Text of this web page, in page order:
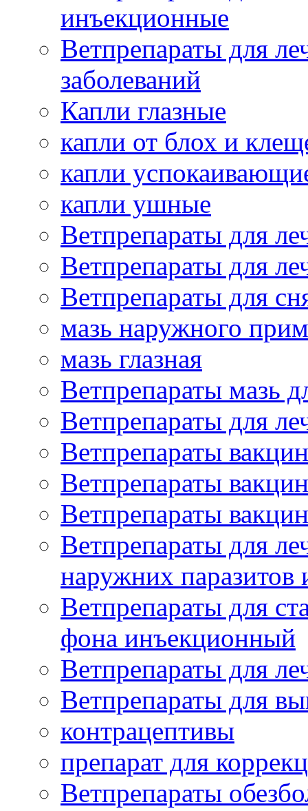
инъекционные
Ветпрепараты для
заболеваний
Капли глазные
капли от блох и
капли
капли ушные
Ветпрепараты для
Ветпрепараты для
Ветпрепараты для
мазь наружного
мазь глазная
Ветпрепараты мазь
Ветпрепараты для
Ветпрепараты
Ветпрепараты
Ветпрепараты
Ветпрепараты для
наружних
Ветпрепараты для
фона инъекционный
Ветпрепараты для
Ветпрепараты для
контрацептивы
препарат для
Ветпрепараты